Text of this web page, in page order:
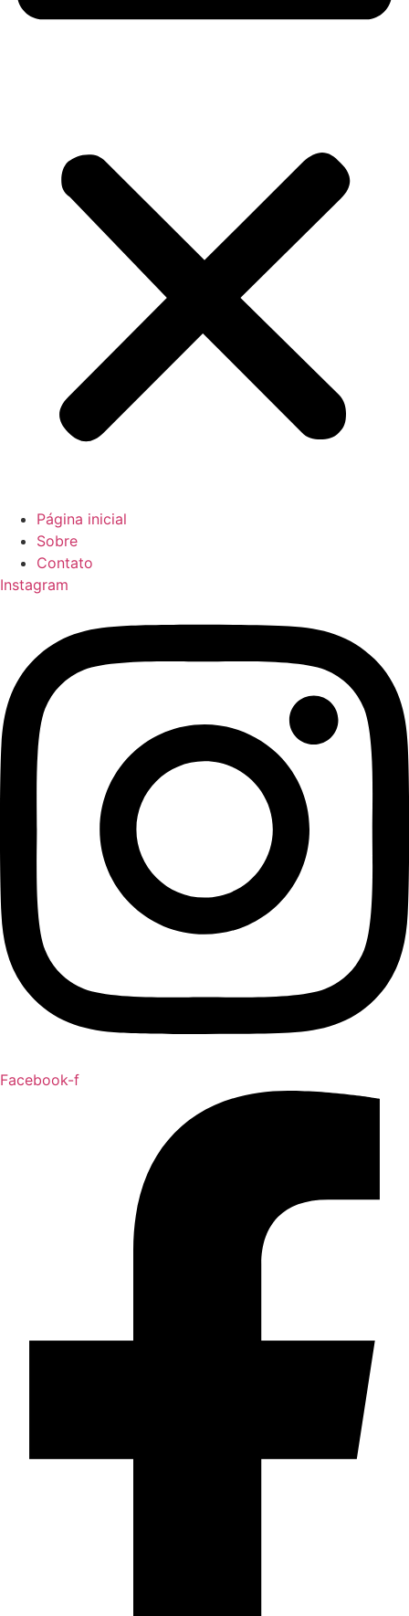
Página inicial
Sobre
Contato
Instagram
Facebook-f